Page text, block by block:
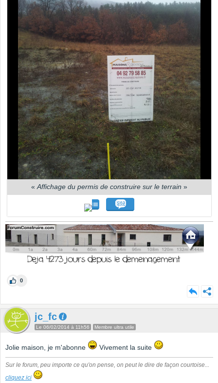
«Affichage du permis de construire sur le terrain »
0
jc_fc
Le 06/02/2014 à 11h56 Membre ultra utile
Jolie maison, je m'abonne Vivement la suite
Sur le forum, peu importe ce qu'on pense, on peut le dire de façon courtoise...
cliquez ici